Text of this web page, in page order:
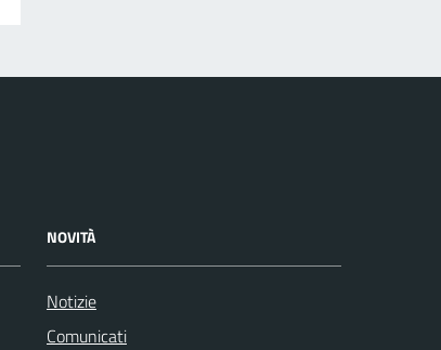
NOVITÀ
Notizie
Comunicati